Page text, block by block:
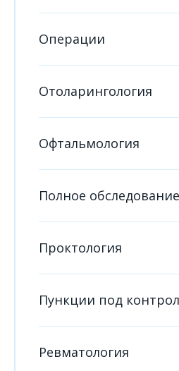
Операции
Отоларингология
Офтальмология
Полное
Проктология
Пункции под
Ревматология